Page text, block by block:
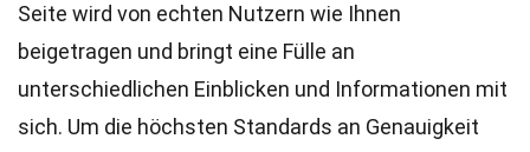
Seite wird von echten Nutzern wie Ihnen
beigetragen und bringt eine Fülle an
unterschiedlichen Einblicken und Informationen mit
sich. Um die höchsten Standards an Genauigkeit